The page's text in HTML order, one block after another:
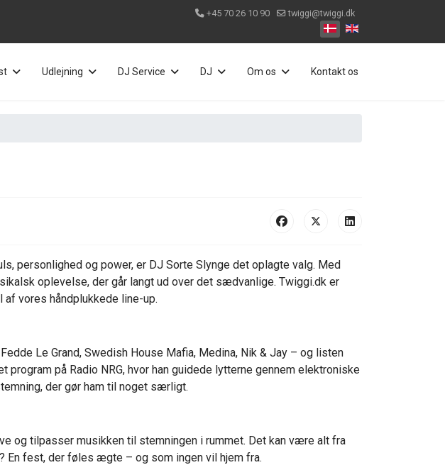
+45 70 26 10 90 twiggi@twiggi.dk
Vælg dit sprog
Udlejning DJ Service DJ Om os Kontakt os
personlighed og power, er DJ Sorte Slynge det oplagte valg. Med
oplevelse, der går langt ud over det sædvanlige. Twiggi.dk er
vores håndplukkede line-up.
Le Grand, Swedish House Mafia, Medina, Nik & Jay – og listen
på Radio NRG, hvor han guidede lytterne gennem elektroniske
der gør ham til noget særligt.
og tilpasser musikken til stemningen i rummet. Det kan være alt fra
En fest, der føles ægte – og som ingen vil hjem fra.